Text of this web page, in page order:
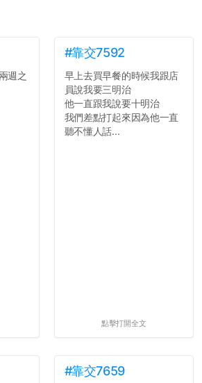
週之
#靠交7592
早上去買早餐的時候我跟店
員說我要三明治
他一直跟我說要十明治
我們差點打起來因為他一直
聽不懂人話...
點擊打開全文
#靠交7659